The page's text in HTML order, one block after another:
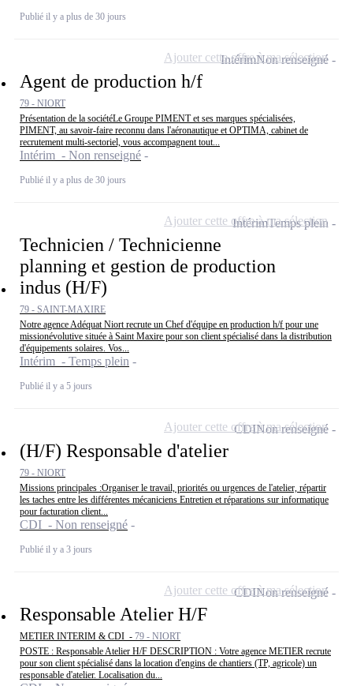
Publié il y a plus de 30 jours
Agent de production h/f
79 - NIORT
Présentation de la sociétéLe Groupe PIMENT et ses marques spécialisées,
PIMENT, au savoir-faire reconnu dans l'aéronautique et OPTIMA, cabinet de
recrutement multi-sectoriel, vous accompagnent tout...
Intérim - Non renseigné
Publié il y a plus de 30 jours
IntérimNon renseigné
Ajouter cette offre à ma sélection
Technicien / Technicienne
planning et gestion de production
indus (H/F)
79 - SAINT-MAXIRE
Notre agence Adéquat Niort recrute un Chef d'équipe en production h/f pour une
missionévolutive située à Saint Maxire pour son client spécialisé dans la distribution
d'équipements solaires. Vos...
Intérim - Temps plein
Publié il y a 5 jours
IntérimTemps plein
Ajouter cette offre à ma sélection
(H/F) Responsable d'atelier
79 - NIORT
Missions principales :Organiser le travail, priorités ou urgences de l'atelier, répartir
les taches entre les différentes mécaniciens Entretien et réparations sur informatique
pour facturation client...
CDI - Non renseigné
Publié il y a 3 jours
CDINon renseigné
Ajouter cette offre à ma sélection
Responsable Atelier H/F
METIER INTERIM & CDI - 79 - NIORT
POSTE : Responsable Atelier H/F DESCRIPTION : Votre agence METIER recrute
pour son client spécialisé dans la location d'engins de chantiers (TP, agricole) un
responsable d'atelier. Localisation du...
CDINon renseigné
Ajouter cette offre à ma sélection